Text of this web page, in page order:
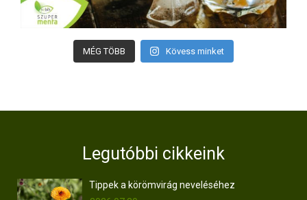
MÉG TÖBB Kövess minket
Legutóbbi cikkeink
Tippek a körömvirág neveléséhez